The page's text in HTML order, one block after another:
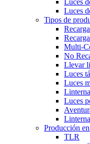
Luces
Luces
Tipos de
Multi-
No
Llevar
Luces
Luces
Luces
Producción
TLR